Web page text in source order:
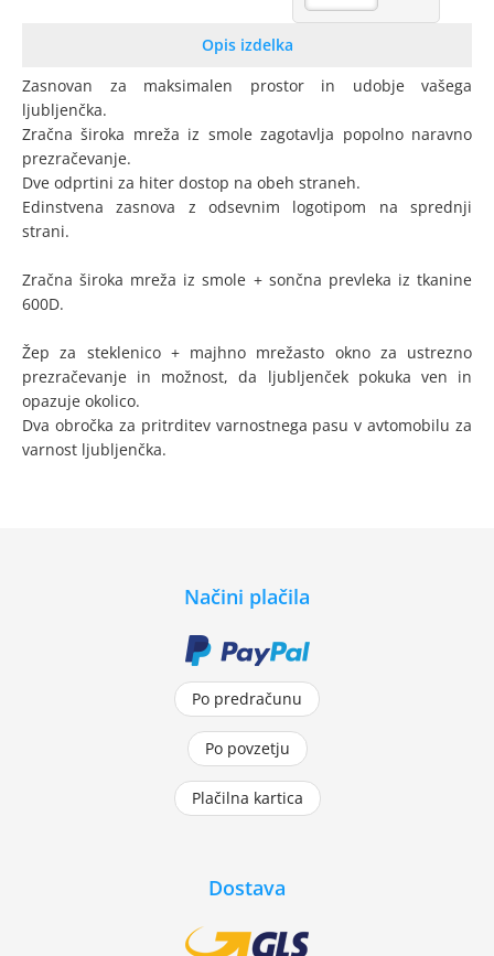
Opis izdelka
Zasnovan za maksimalen prostor in udobje vašega
ljubljenčka.
Zračna široka mreža iz smole zagotavlja popolno naravno
prezračevanje.
Dve odprtini za hiter dostop na obeh straneh.
Edinstvena zasnova z odsevnim logotipom na sprednji
strani.
Zračna široka mreža iz smole + sončna prevleka iz tkanine
600D.
Žep za steklenico + majhno mrežasto okno za ustrezno
prezračevanje in možnost, da ljubljenček pokuka ven in
opazuje okolico.
Dva obročka za pritrditev varnostnega pasu v avtomobilu za
varnost ljubljenčka.
Načini plačila
Po predračunu
Po povzetju
Plačilna kartica
Dostava